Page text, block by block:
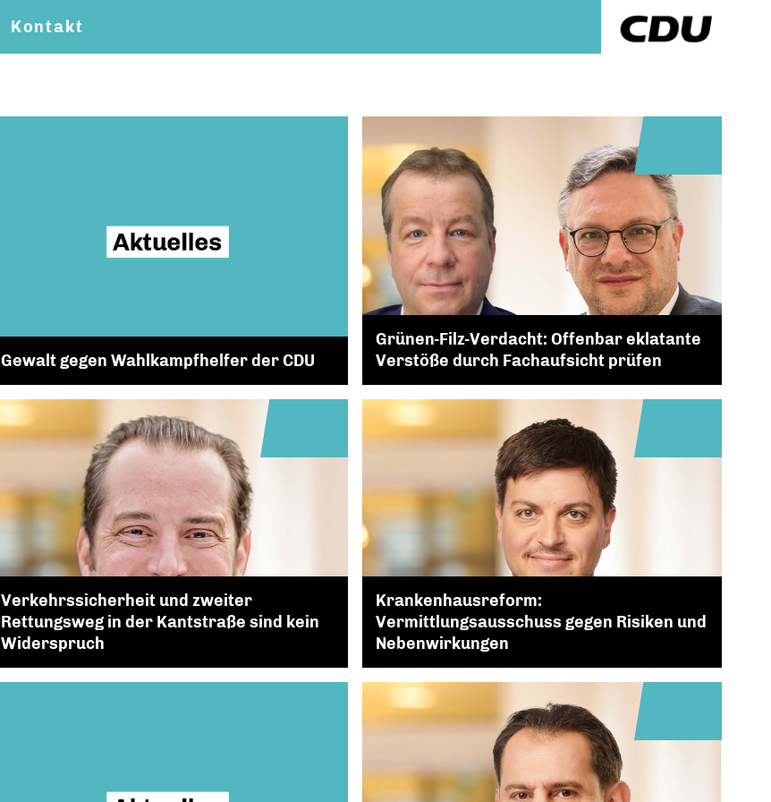
Kontakt
Gewalt gegen Wahlkampfhelfer der CDU
Grünen-Filz-Verdacht: Offenbar eklatante
Verstöße durch Fachaufsicht prüfen
Verkehrssicherheit und zweiter
Rettungsweg in der Kantstraße sind kein
Widerspruch
Krankenhausreform:
Vermittlungsausschuss gegen Risiken und
Nebenwirkungen